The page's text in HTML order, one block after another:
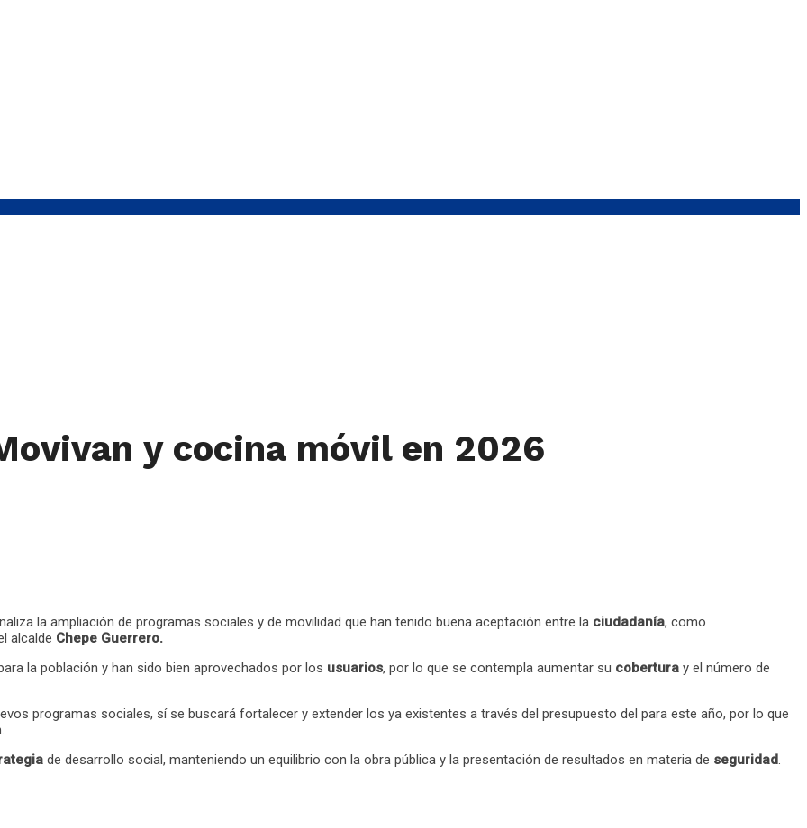
y cocina móvil en 2026
la ampliación de programas sociales y de movilidad que han tenido buena aceptación entre la ciudadanía, como
alcalde Chepe Guerrero.
la población y han sido bien aprovechados por los usuarios, por lo que se contempla aumentar su cobertura y el número de
programas sociales, sí se buscará fortalecer y extender los ya existentes a través del presupuesto del para este año, por lo que
de desarrollo social, manteniendo un equilibrio con la obra pública y la presentación de resultados en materia de seguridad